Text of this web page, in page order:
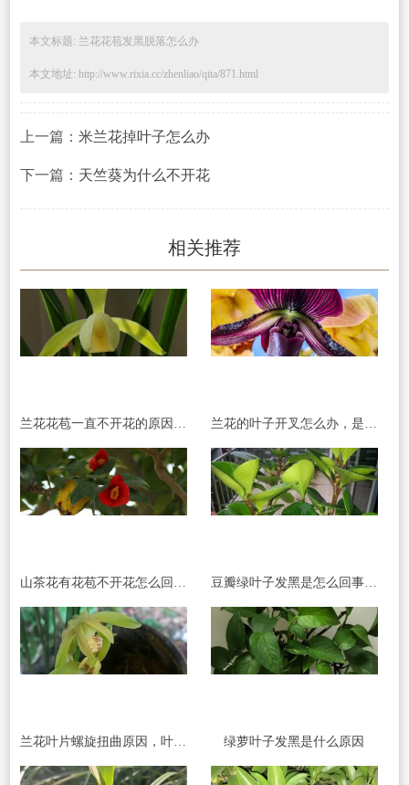
本文标题: 兰花花苞发黑脱落怎么办
本文地址: http://www.rixia.cc/zhenliao/qita/871.html
上一篇： 米兰花掉叶子怎么办
下一篇： 天竺葵为什么不开花
相关推荐
兰花花苞一直不开花的原因和处理方法 兰花的叶子开叉怎么办，是什么原因
山茶花有花苞不开花怎么回事，有花苞时怎样施肥和管理 豆瓣绿叶子发黑是怎么回事，怎么办
兰花叶片螺旋扭曲原因，叶面卷曲会恢复吗 绿萝叶子发黑是什么原因